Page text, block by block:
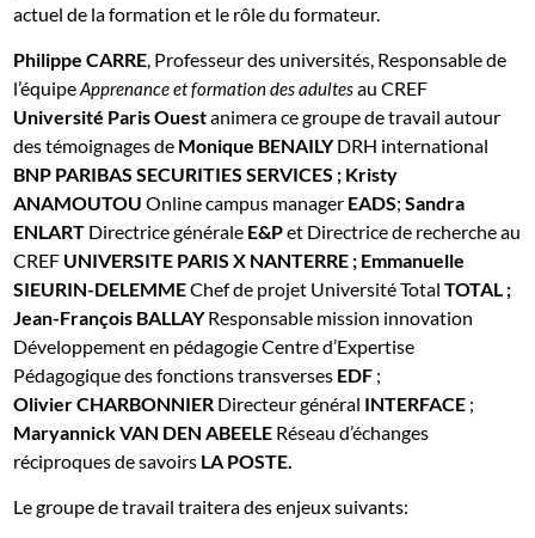
actuel de la formation et le rôle du formateur.
Philippe CARRE, Professeur des universités, Responsable de
l’équipeApprenance et formation des adultesau CREF
Université Paris Ouestanimera ce groupe de travail autour
des témoignages de Monique BENAILYDRH international
BNP PARIBAS SECURITIES SERVICES ; Kristy
ANAMOUTOU Online campus manager EADS;Sandra
ENLART Directrice générale E&Pet Directrice de recherche au
CREF UNIVERSITE PARIS X NANTERRE ; Emmanuelle
SIEURIN-DELEMMEChef de projet Université TotalTOTAL ;
Jean-François BALLAYResponsable mission innovation
Développement en pédagogie Centre d’Expertise
Pédagogique des fonctions transverses EDF ;
Olivier CHARBONNIER Directeur général INTERFACE ;
Maryannick VAN DEN ABEELE Réseau d’échanges
réciproques de savoirs LA POSTE.
Le groupe de travail traitera des enjeux suivants: